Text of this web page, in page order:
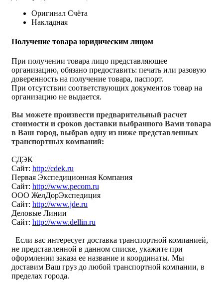
Оригинал Счёта
Накладная
Получение товара юридическим лицом
При получении товара лицо представляющее
организацию, обязано предоставить: печать или разовую
доверенность на получение товара, паспорт.
При отсутствии соответствующих документов товар на
организацию не выдается.
Вы можете произвести предварительный расчет
стоимости и сроков доставки выбранного Вами товара
в Ваш город, выбрав одну из ниже представленных
транспортных компаний:
СДЭК
Сайт: http://cdek.ru
Первая Экспедиционная Компания
Сайт: http://www.pecom.ru
ООО ЖелДорЭкспедиция
Сайт: http://www.jde.ru
Деловые Линии
Сайт: http://www.dellin.ru
Если вас интересует доставка транспортной компанией,
не представленной в данном списке, укажите при
оформлении заказа ее название и координаты. Мы
доставим Ваш груз до любой транспортной компании, в
пределах города.